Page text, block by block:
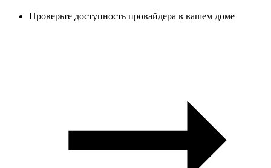
Проверьте доступность провайдера в вашем доме